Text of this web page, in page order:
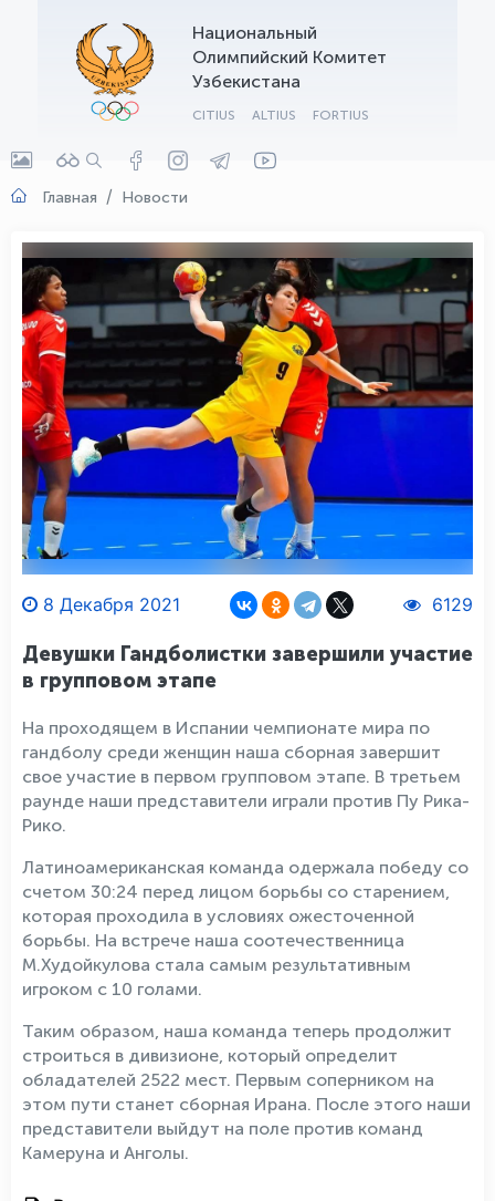
Национальный
Олимпийский Комитет
Узбекистана
CITIUS ALTIUS FORTIUS
Главная Новости
8 Декабря 2021 6129
Девушки Гандболистки завершили участие
в групповом этапе
На проходящем в Испании чемпионате мира по
гандболу среди женщин наша сборная завершит
свое участие в первом групповом этапе. В третьем
раунде наши представители играли против Пу Рика-
Рико.
Латиноамериканская команда одержала победу со
счетом 30:24 перед лицом борьбы со старением,
которая проходила в условиях ожесточенной
борьбы. На встрече наша соотечественница
М.Худойкулова стала самым результативным
игроком с 10 голами.
Таким образом, наша команда теперь продолжит
строиться в дивизионе, который определит
обладателей 2522 мест. Первым соперником на
этом пути станет сборная Ирана. После этого наши
представители выйдут на поле против команд
Камеруна и Анголы.
OLYMPCHIK AI - yordamchi
Онлайн · olympic.uz